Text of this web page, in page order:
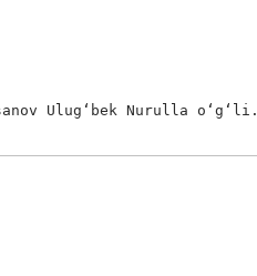
Ulug‘bek Nurulla o‘g‘li.